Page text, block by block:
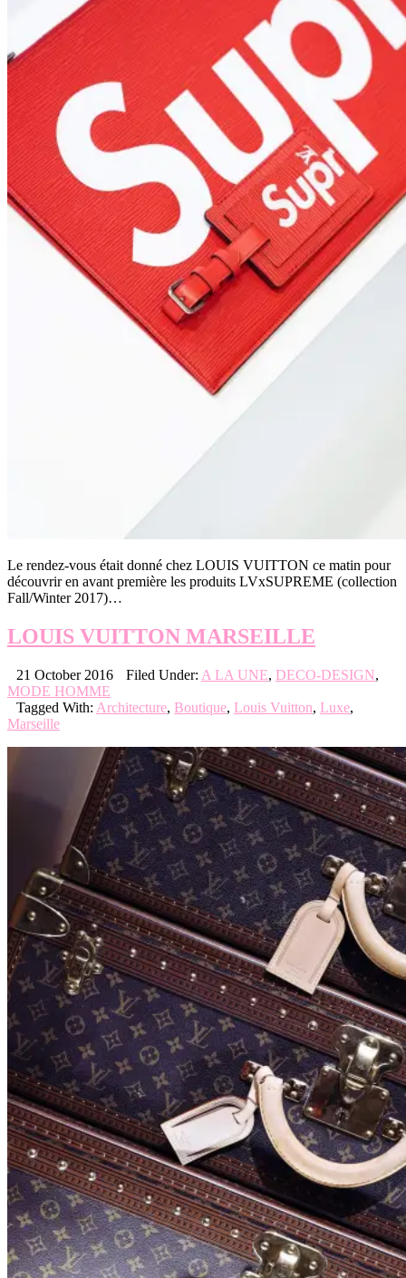
Le rendez-vous était donné chez LOUIS VUITTON ce matin pour
découvrir en avant première les produits LVxSUPREME (collection
Fall/Winter 2017)…
LOUIS VUITTON MARSEILLE
21 October 2016 Filed Under: A LA UNE, DECO-DESIGN,
MODE HOMME
Tagged With: Architecture, Boutique, Louis Vuitton, Luxe,
Marseille